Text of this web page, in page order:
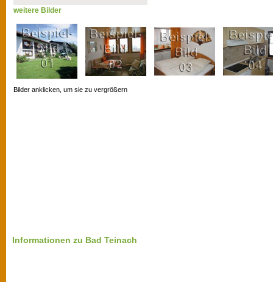
weitere Bilder
Bilder anklicken, um sie zu vergrößern
Informationen zu Bad Teinach